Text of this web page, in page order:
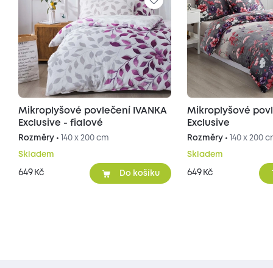
Mikroplyšové povlečení IVANKA
Exclusive - fialové
Rozměry • 140 x 200 cm
Skladem
649 Kč Do košíku
Mikroplyšové
Exclusive
Rozměry • 140 x 200
Skladem
649 Kč